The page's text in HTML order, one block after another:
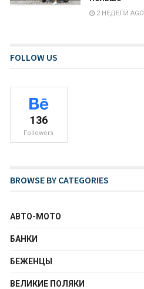
2 НЕДЕЛИ AGO
FOLLOW US
136
Followers
BROWSE BY CATEGORIES
АВТО-МОТО
БАНКИ
БЕЖЕНЦЫ
ВЕЛИКИЕ ПОЛЯКИ